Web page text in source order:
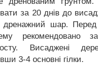
за 20 днів до
дренажний шар. Перед
рекомендовано
Висаджені
3-4 основні гілки.